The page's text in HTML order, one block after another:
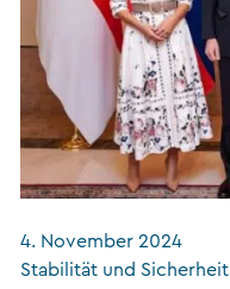
4. November 2024
Stabilität und Sicherheit